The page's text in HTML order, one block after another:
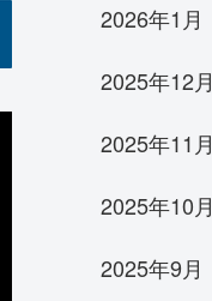
2026年1月
2025年12月
2025年11月
2025年10月
2025年9月